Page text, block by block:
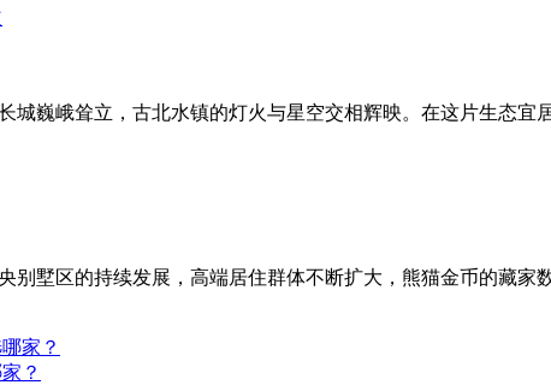
城巍峨耸立，古北水镇的灯火与星空交相辉映。在这片生态
别墅区的持续发展，高端居住群体不断扩大，熊猫金币的藏
？